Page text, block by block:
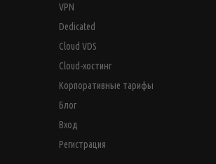
VPN
Dedicated
Cloud VDS
Cloud-хостинг
Корпоративные тарифы
Блог
Вход
Регистрация